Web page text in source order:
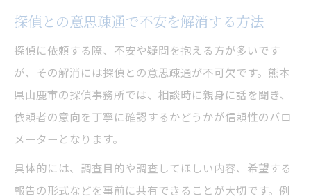
探偵との意思疎通で不安を解消する方法
探偵に依頼する際、不安や疑問を抱える方が多いです
が、その解消には探偵との意思疎通が不可欠です。熊本
県山鹿市の探偵事務所では、相談時に親身に話を聞き、
依頼者の意向を丁寧に確認するかどうかが信頼性のバロ
メーターとなります。
具体的には、調査目的や調査してほしい内容、希望する
報告の形式などを事前に共有できることが大切です。例